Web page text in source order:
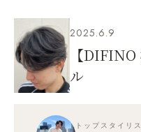
2025.6.9
【
ル
トップスタイリ